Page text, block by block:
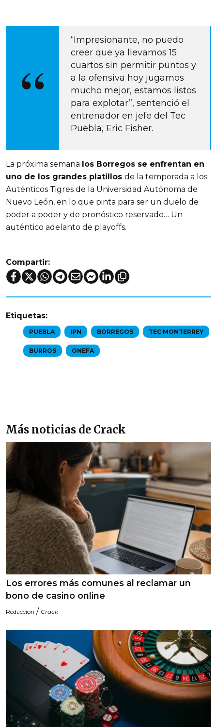
“Impresionante, no puedo
creer que ya llevamos 15
cuartos sin permitir puntos y
a la ofensiva hoy jugamos
mucho mejor, estamos listos
para explotar”, sentenció el
entrenador en jefe del Tec
Puebla, Eric Fisher.
La próxima semana los Borregos se enfrentan en
uno de los grandes platillos de la temporada a los
Auténticos Tigres de la Universidad Autónoma de
Nuevo León, en lo que pinta para ser un duelo de
poder a poder y de pronóstico reservado… Un
auténtico adelanto de playoffs.
Compartir:
Etiquetas:
PUEBLA IPN BORREGOS TEC MONTERREY
BURROS ONEFA
Más noticias de Crack
Los errores más comunes al reclamar un
bono de casino online
Redacción / Crack